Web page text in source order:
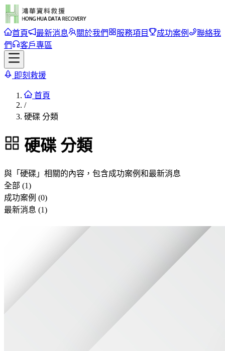
首頁 最新消息 關於我們 服務項目 成功案例
聯絡我
們
客戶專區
即刻救援
首頁
/
硬碟 分類
硬碟 分類
與「 硬碟 」相關的內容，包含成功案例和最新消息
全部 (1)
成功案例 (0)
最新消息 (1)